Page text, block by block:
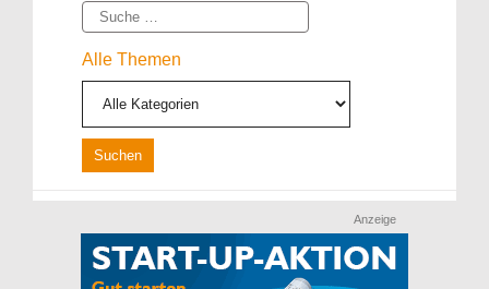
Suche
Alle Themen
Anzeige